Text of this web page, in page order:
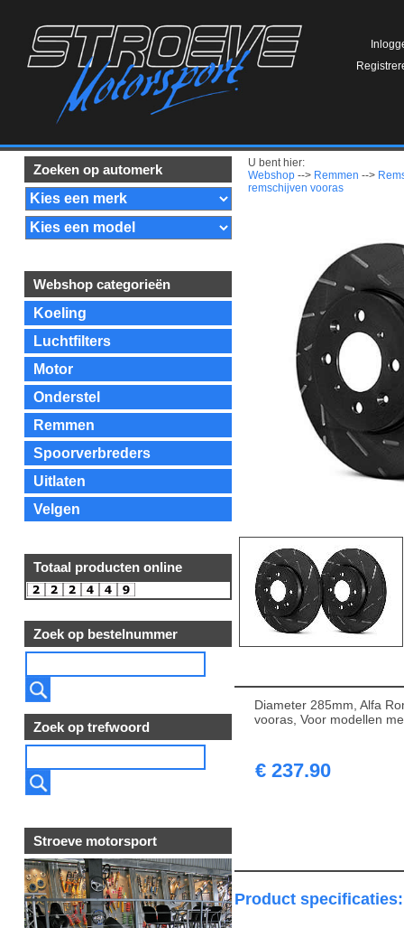
Zoeken op automerk
Webshop categorieën
Koeling
Luchtfilters
Motor
Onderstel
Remmen
Spoorverbreders
Uitlaten
Velgen
Totaal producten online
Zoek op bestelnummer
Zoek op trefwoord
Stroeve motorsport
U bent hier:
Webshop --> Remmen -->
remschijven vooras
Diameter 285mm, Alfa
vooras, Voor modellen
€ 237.90
Product specificaties: